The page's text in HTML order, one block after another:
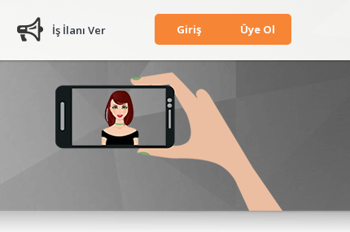
İş İlanı Ver Giriş Üye Ol